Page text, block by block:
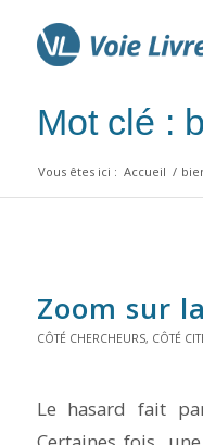
Mot clé :
Vous êtes ici : Accueil /
Zoom sur
CÔTÉ CHERCHEURS, CÔTÉ
Le hasard fait